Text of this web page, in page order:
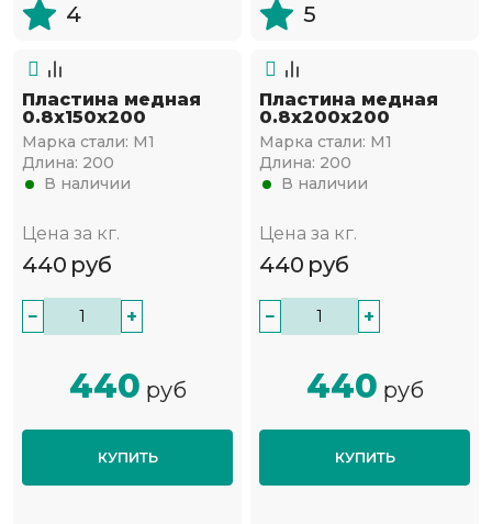
4 5
Пластина медная
0.8х150х200
Марка стали: М1
Длина: 200
В наличии
Цена за кг.
440 руб
− +
440 руб
КУПИТЬ
Пластина медная
0.8х200х200
Марка стали: М1
Длина: 200
В наличии
Цена за кг.
440 руб
− +
440 руб
КУПИТЬ